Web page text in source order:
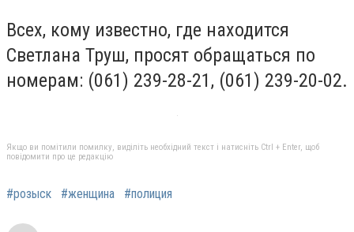
Всех, кому известно, где находится
Светлана Труш, просят обращаться по
номерам: (061) 239-28-21, (061) 239-20-02.
Якщо ви помітили помилку, виділіть необхідний текст і натисніть Ctrl + Enter, щоб
повідомити про це редакцію
#розыск #женщина #полиция